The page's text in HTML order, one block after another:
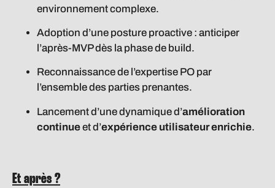
environnement complexe.
Adoption d’une posture proactive : anticiper
l’après-MVP dès la phase de build.
Reconnaissance de l’expertise PO par
l’ensemble des parties prenantes.
Lancement d’une dynamique d’amélioration
continueet d’expérience utilisateur enrichie.
Et après ?